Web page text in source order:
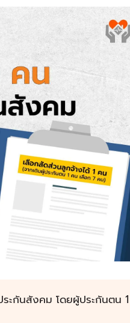
ะกันสังคม โดยผู้ประกันตน 1